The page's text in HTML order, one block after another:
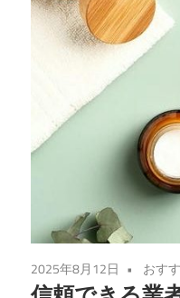
け
を
す。
2025年8月12日 おす